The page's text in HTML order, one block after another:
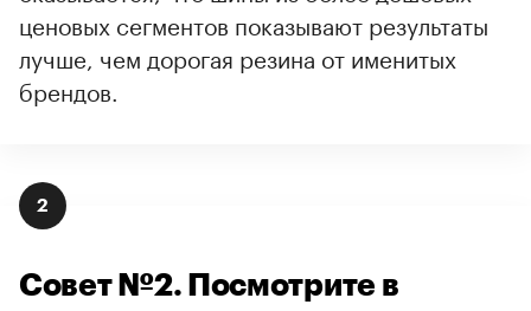
ценовых сегментов показывают результаты
лучше, чем дорогая резина от именитых
брендов.
2
Совет №2. Посмотрите в